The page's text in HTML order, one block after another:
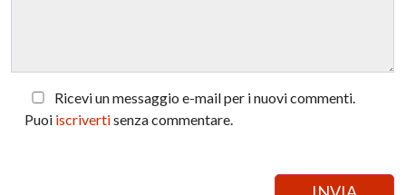
Ricevi un messaggio e-mail per i nuovi commenti.
Puoi iscrivertisenza commentare.